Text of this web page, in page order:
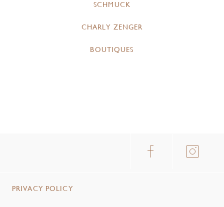
SCHMUCK
CHARLY ZENGER
BOUTIQUES
PRIVACY POLICY